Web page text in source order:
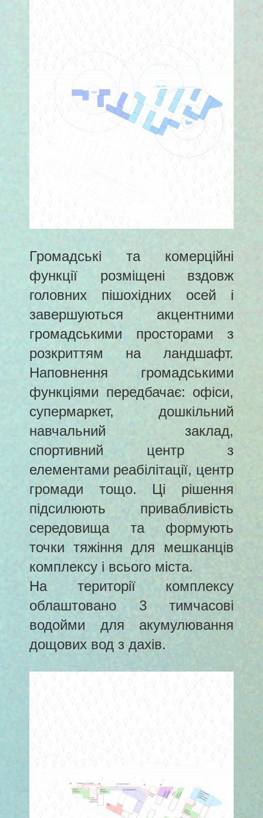
Громадські та комерційні
функції розміщені вздовж
головних пішохідних осей і
завершуються акцентними
громадськими просторами з
розкриттям на ландшафт.
Наповнення громадськими
функціями передбачає: офіси,
супермаркет, дошкільний
навчальний заклад,
спортивний центр з
елементами реабілітації, центр
громади тощо. Ці рішення
підсилюють привабливість
середовища та формують
точки тяжіння для мешканців
комплексу і всього міста.
На території комплексу
облаштовано 3 тимчасові
водойми для акумулювання
дощових вод з дахів.